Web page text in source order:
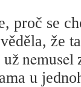
proč se
že
už nemusel
u